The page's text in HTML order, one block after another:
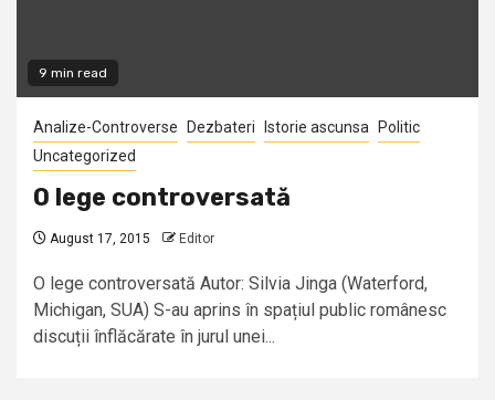
9 min read
Analize-Controverse Dezbateri Istorie ascunsa
Politic
Uncategorized
O lege controversată
August 17, 2015 Editor
O lege controversată Autor: Silvia Jinga (Waterford,
Michigan, SUA) S-au aprins în spațiul public românesc
discuții înflăcărate în jurul unei...